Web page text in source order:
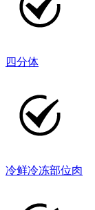
四分体
冷鲜冷冻部位肉